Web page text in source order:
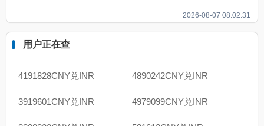
2026-08-07 08:02:31
用户正在查
4191828CNY兑INR 4890242CNY兑INR
3919601CNY兑INR 4979099CNY兑INR